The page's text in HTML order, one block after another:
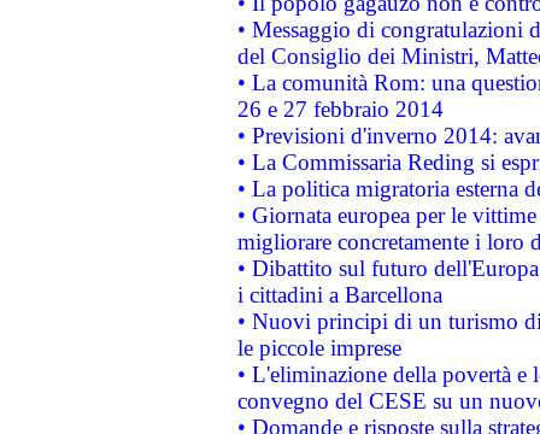
• Messaggio di congratulazioni
del Consiglio dei Ministri,
• La comunità Rom: una
26 e 27 febbraio 2014
• Previsioni d'inverno 2014:
• La Commissaria Reding si
• La politica migratoria esterna
• Giornata europea per le
migliorare concretamente i loro
• Dibattito sul futuro
i cittadini a Barcellona
• Nuovi principi di un turismo
le piccole imprese
• L'eliminazione della povertà
convegno del CESE su un
• Domande e risposte sulla